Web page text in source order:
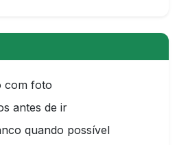
com foto
antes de ir
quando possível